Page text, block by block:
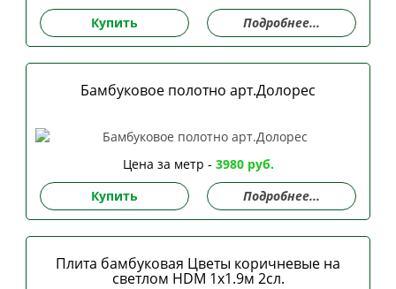
Купить
Подробнее...
Бамбуковое полотно арт.Долорес
Цена за метр - 3980 руб.
Купить
Подробнее...
Плита бамбуковая Цветы коричневые на
светлом HDM 1х1.9м 2сл.